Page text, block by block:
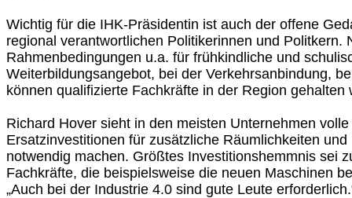
Wichtig für die IHK-Präsidentin ist auch der offene
regional verantwortlichen Politikerinnen und Politkern.
Rahmenbedingungen u.a. für frühkindliche und
Weiterbildungsangebot, bei der Verkehrsanbindung,
können qualifizierte Fachkräfte in der Region gehalten
Richard Hover sieht in den meisten Unternehmen
Ersatzinvestitionen für zusätzliche Räumlichkeiten
notwendig machen. Größtes Investitionshemmnis sei
Fachkräfte, die beispielsweise die neuen Maschinen
„Auch bei der Industrie 4.0 sind gute Leute